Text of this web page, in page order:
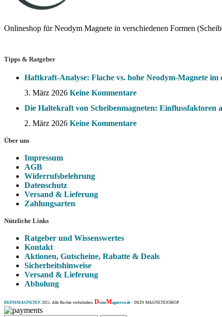
Onlineshop für Neodym Magnete in verschiedenen Formen
Tipps & Ratgeber
Haftkraft-Analyse: Flache vs. hohe Neodym-Magnete im
3. März 2026 Keine Kommentare
Die Haltekraft von Scheibenmagneten: Einflussfaktoren
2. März 2026 Keine Kommentare
Über uns
Impressum
AGB
Widerrufsbelehrung
Datenschutz
Versand & Lieferung
Zahlungsarten
Nützliche Links
Ratgeber und Wissenswertes
Kontakt
Aktionen, Gutscheine, Rabatte & Deals
Sicherheitshinweise
Versand & Lieferung
Abholung
DEINEMAGNETEN 2021. Alle Rechte vorbehalten. DeineMagneten.de - DEIN MAGNETENSHOP